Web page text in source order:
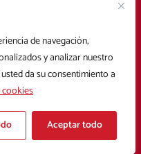
de navegación,
y analizar nuestro
da su consentimiento a
Aceptar todo
I
n
s
t
a
g
a
con
Política de cookies
Contratación